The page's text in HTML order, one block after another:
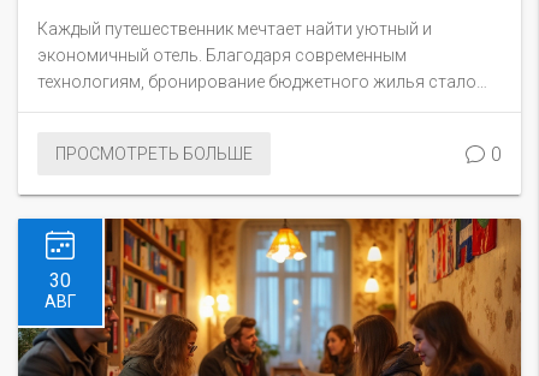
Каждый путешественник мечтает найти уютный и
экономичный отель. Благодаря современным
технологиям, бронирование бюджетного жилья стало
проще, но существуют нюансы, которые стоит учесть. В
полезных приложениях и веб-сайтах, а также о том, где
желающим сэкономить.
ПРОСМОТРЕТЬ БОЛЬШЕ 0
30
АВГ